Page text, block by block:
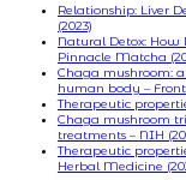
Relationship: Liver
(2023)
Natural Detox:
Pinnacle Matcha
Chaga mushroom:
human body –
Therapeutic
Chaga mushroom
treatments – NIH
Therapeutic
Herbal Medicine